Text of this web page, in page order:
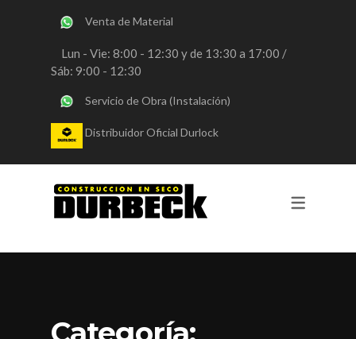
SERVICIOS
VENTA DE MATERIALES
REVESTIMIENTOS Y PINTURA
Venta de Material
Lun - Vie: 8:00 - 12:30 y de 13:30 a 17:00 /
Sáb: 9:00 - 12:30
Servicio de Obra (Instalación)
Distribuidor Oficial Durlock